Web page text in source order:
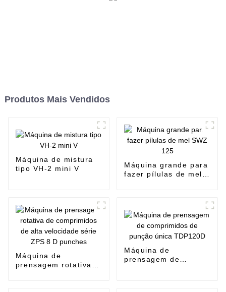
Produtos Mais Vendidos
Máquina de mistura
tipo VH-2 mini V
Máquina grande para
fazer pílulas de mel
Máquina de
prensagem rotativa
Máquina de
prensagem de